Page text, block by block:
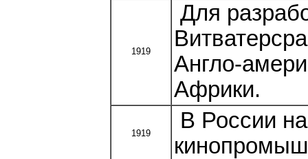
1919
Для
Англо-
Африки.
1919
В России